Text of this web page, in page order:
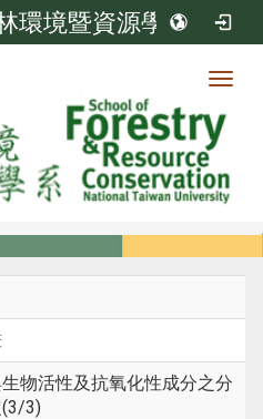
環境暨資源學系
物活性及抗氧化性成分之分
3)